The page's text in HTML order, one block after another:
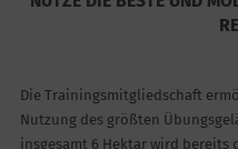
Die Trainingsmitgliedschaft
Nutzung des größten
insgesamt 6 Hektar wird bereits